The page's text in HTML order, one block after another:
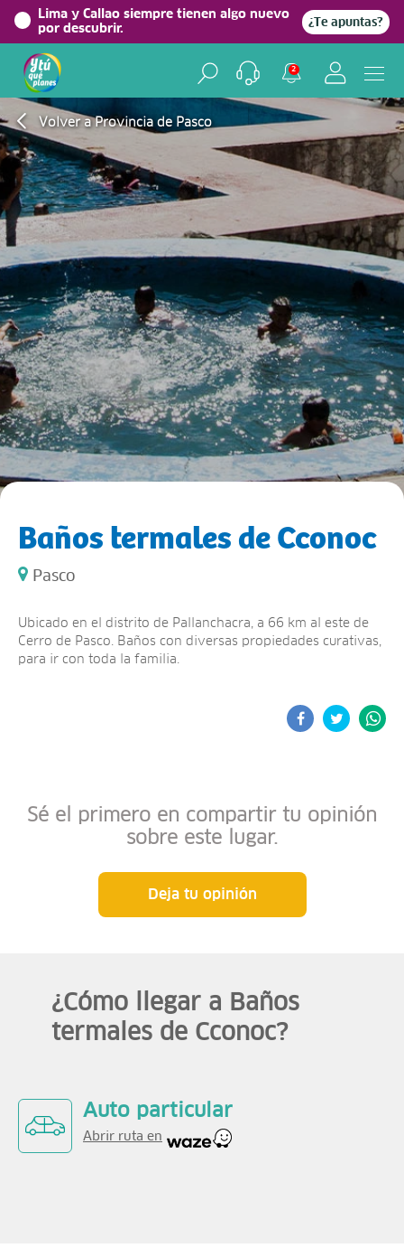
Lima y Callao siempre tienen algo nuevo
por descubrir.
¿Te apuntas?
2
Volver a Provincia de Pasco
Baños termales de Cconoc
Pasco
Ubicado en el distrito de Pallanchacra, a 66 km al este de
Cerro de Pasco. Baños con diversas propiedades curativas,
para ir con toda la familia.
Sé el primero en compartir tu opinión
sobre este lugar.
Deja tu opinión
¿Cómo llegar a Baños
termales de Cconoc?
Auto particular
Abrir ruta en